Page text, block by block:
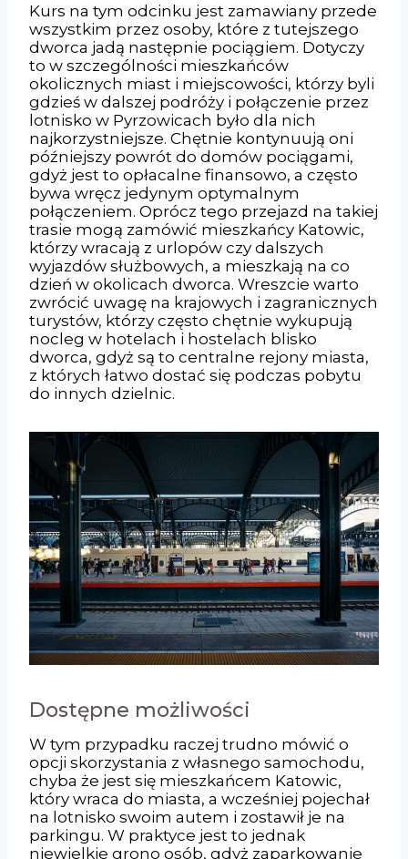
Kurs na tym odcinku jest zamawiany przede
wszystkim przez osoby, które z tutejszego
dworca jadą następnie pociągiem. Dotyczy
to w szczególności mieszkańców
okolicznych miast i miejscowości, którzy byli
gdzieś w dalszej podróży i połączenie przez
lotnisko w Pyrzowicach było dla nich
najkorzystniejsze. Chętnie kontynuują oni
późniejszy powrót do domów pociągami,
gdyż jest to opłacalne finansowo, a często
bywa wręcz jedynym optymalnym
połączeniem. Oprócz tego przejazd na takiej
trasie mogą zamówić mieszkańcy Katowic,
którzy wracają z urlopów czy dalszych
wyjazdów służbowych, a mieszkają na co
dzień w okolicach dworca. Wreszcie warto
zwrócić uwagę na krajowych i zagranicznych
turystów, którzy często chętnie wykupują
nocleg w hotelach i hostelach blisko
dworca, gdyż są to centralne rejony miasta,
z których łatwo dostać się podczas pobytu
do innych dzielnic.
Dostępne możliwości
W tym przypadku raczej trudno mówić o
opcji skorzystania z własnego samochodu,
chyba że jest się mieszkańcem Katowic,
który wraca do miasta, a wcześniej pojechał
na lotnisko swoim autem i zostawił je na
parkingu. W praktyce jest to jednak
niewielkie grono osób, gdyż zaparkowanie